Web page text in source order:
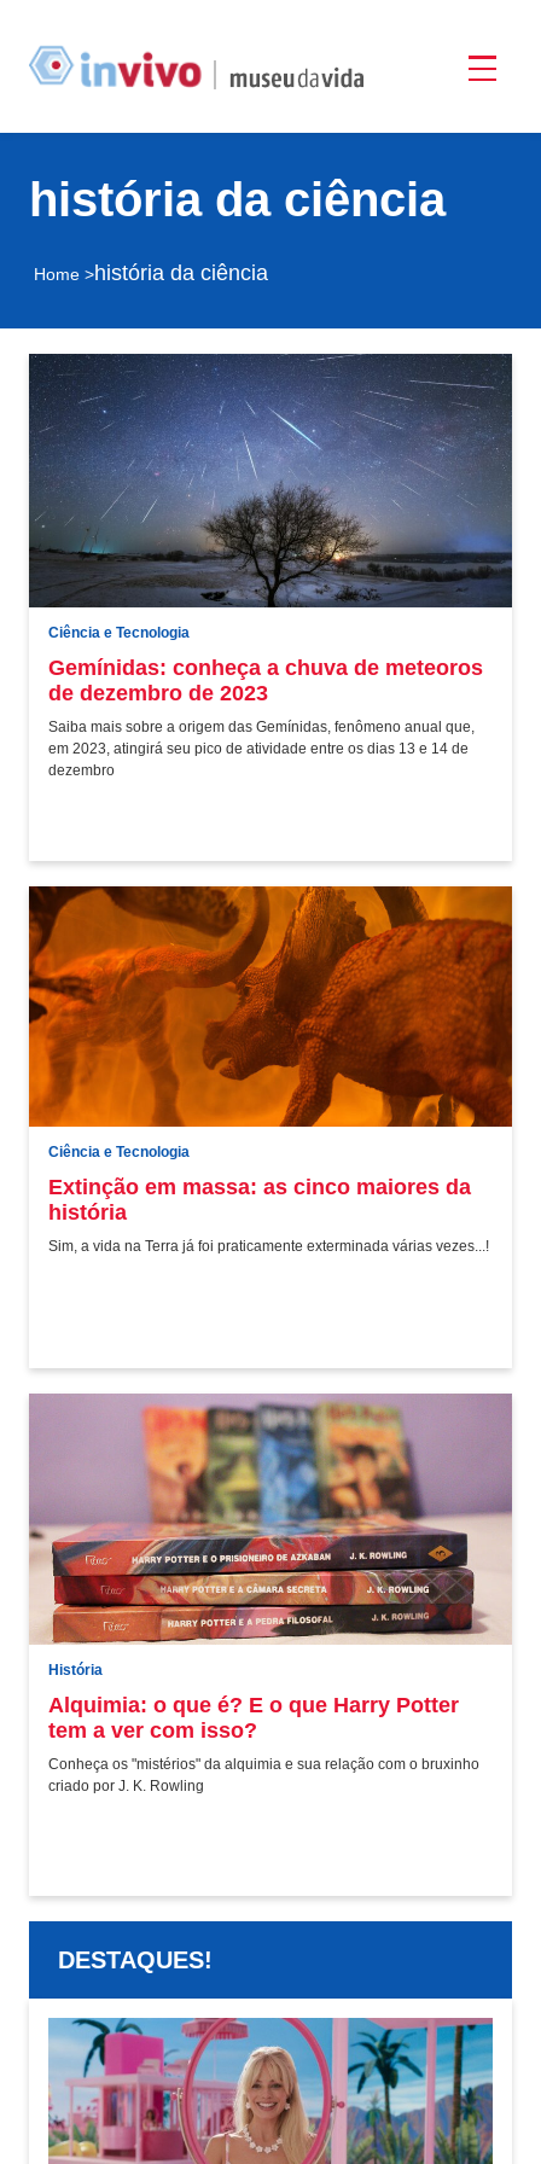
história da ciência
Home >história da ciência
Ciência e Tecnologia
Gemínidas: conheça a chuva de meteoros
de dezembro de 2023
Saiba mais sobre a origem das Gemínidas, fenômeno anual que,
em 2023, atingirá seu pico de atividade entre os dias 13 e 14 de
dezembro
Ciência e Tecnologia
Extinção em massa: as cinco maiores da
história
Sim, a vida na Terra já foi praticamente exterminada várias vezes...!
História
Alquimia: o que é? E o que Harry Potter
tem a ver com isso?
Conheça os "mistérios" da alquimia e sua relação com o bruxinho
criado por J. K. Rowling
DESTAQUES!